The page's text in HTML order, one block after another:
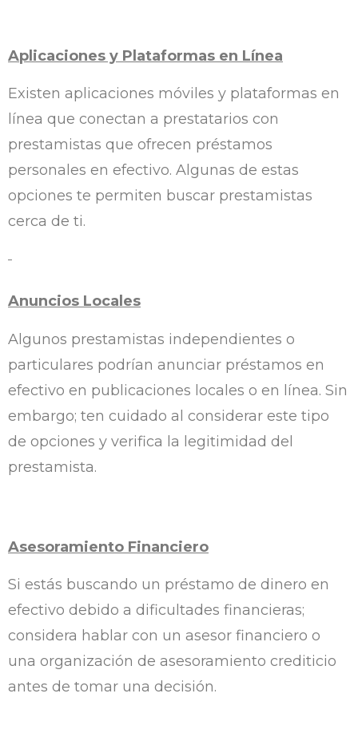
Aplicaciones y Plataformas en Línea
Existen aplicaciones móviles y plataformas en
línea que conectan a prestatarios con
prestamistas que ofrecen préstamos
personales en efectivo. Algunas de estas
opciones te permiten buscar prestamistas
cerca de ti.
Anuncios Locales
Algunos prestamistas independientes o
particulares podrían anunciar préstamos en
efectivo en publicaciones locales o en línea. Sin
embargo; ten cuidado al considerar este tipo
de opciones y verifica la legitimidad del
prestamista.
Asesoramiento Financiero
Si estás buscando un préstamo de dinero en
efectivo debido a dificultades financieras;
considera hablar con un asesor financiero o
una organización de asesoramiento crediticio
antes de tomar una decisión.